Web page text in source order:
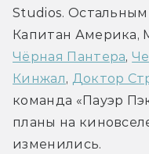
Studios.
Чёрная Пантера,
Кинжал, Доктор
команда «Пауэр
планы на
изменились.